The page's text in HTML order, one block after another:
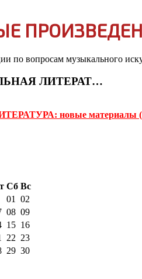
по вопросам музыкального
ЛИТЕРАТУРА
новые материалы
Сб Вс
01
02
08 09
15 16
22 23
29 30